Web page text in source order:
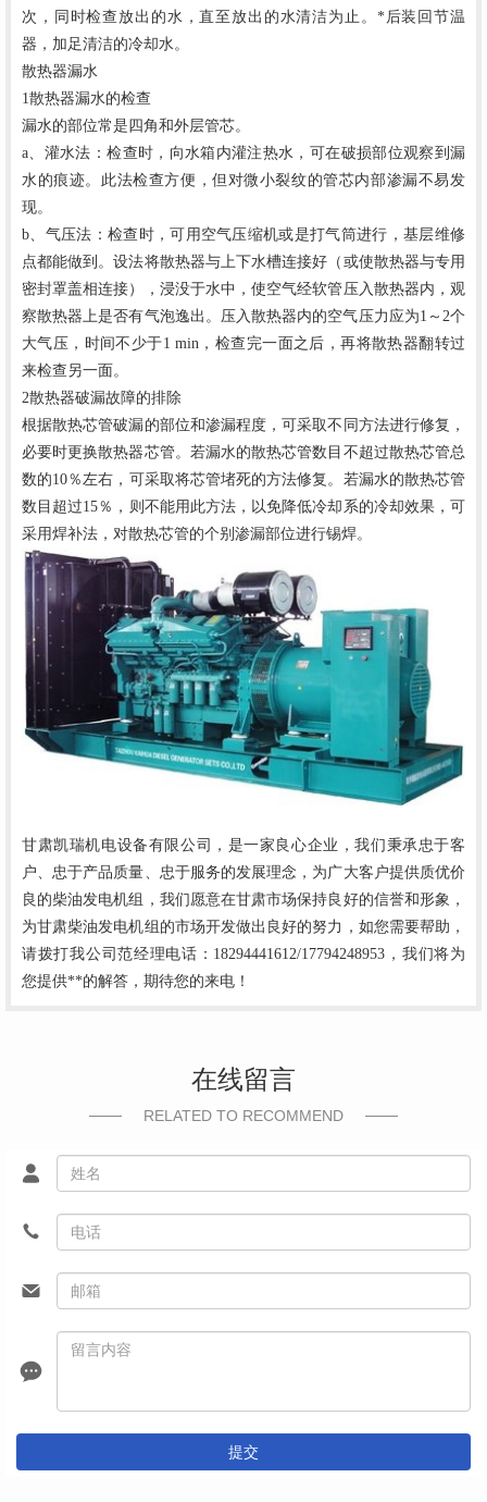
次，同时检查放出的水，直至放出的水清洁为止。*后装回节温
器，加足清洁的冷却水。
散热器漏水
1散热器漏水的检查
漏水的部位常是四角和外层管芯。
a、灌水法：检查时，向水箱内灌注热水，可在破损部位观察到漏
水的痕迹。此法检查方便，但对微小裂纹的管芯内部渗漏不易发
现。
b、气压法：检查时，可用空气压缩机或是打气筒进行，基层维修
点都能做到。设法将散热器与上下水槽连接好（或使散热器与专用
密封罩盖相连接），浸没于水中，使空气经软管压入散热器内，观
察散热器上是否有气泡逸出。压入散热器内的空气压力应为1～2个
大气压，时间不少于1 min，检查完一面之后，再将散热器翻转过
来检查另一面。
2散热器破漏故障的排除
根据散热芯管破漏的部位和渗漏程度，可采取不同方法进行修复，
必要时更换散热器芯管。若漏水的散热芯管数目不超过散热芯管总
数的10％左右，可采取将芯管堵死的方法修复。若漏水的散热芯管
数目超过15％，则不能用此方法，以免降低冷却系的冷却效果，可
采用焊补法，对散热芯管的个别渗漏部位进行锡焊。
甘肃凯瑞机电设备有限公司，是一家良心企业，我们秉承忠于客
户、忠于产品质量、忠于服务的发展理念，为广大客户提供质优价
良的柴油发电机组，我们愿意在甘肃市场保持良好的信誉和形象，
为甘肃柴油发电机组的市场开发做出良好的努力，如您需要帮助，
请拨打我公司范经理电话： 18294441612/17794248953，我们将为
您提供**的解答，期待您的来电！
在线留言
RELATED TO RECOMMEND
提交